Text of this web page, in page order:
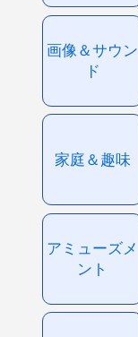
画像＆サウン
ド
家庭＆趣味
アミューズメ
ント